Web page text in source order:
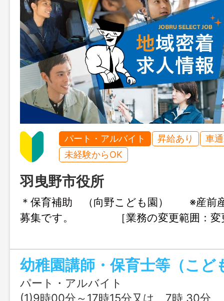
パート・アルバイト 昇給あり
車
未経験からOK
羽曳野市役所
＊保育補助 （向野こども園） ※産前
募集です。 ［業務の変更範囲：変
パート・アルバイト
(1)9時00分～17時15分又は 7時 30分 ～ 19時 00